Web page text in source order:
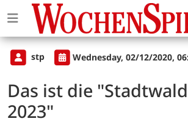
stp Wednesday, 02/12/2020,
Das ist die
2023"